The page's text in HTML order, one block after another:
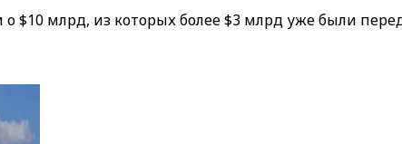
$10 млрд, из которых более $3 млрд уже были